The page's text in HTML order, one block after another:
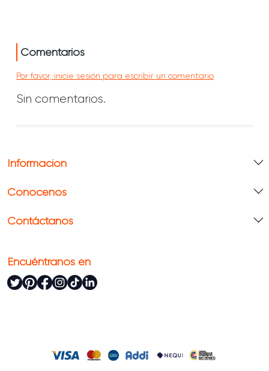
Comentarios
Por favor, inicie sesión para escribir un comentario
Sin comentarios.
Información
Conócenos
Contáctanos
Encuéntranos en